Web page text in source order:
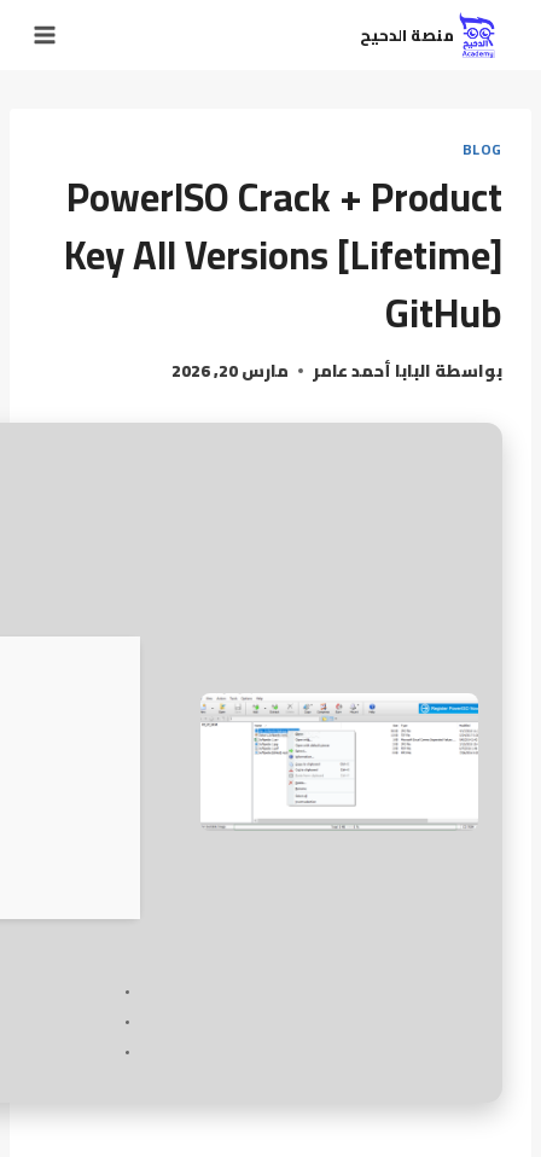
منصة الدحيح
BLOG
PowerISO Crack + Product
Key All Versions [Lifetime]
GitHub
بواسطةالبابا أحمد عامر مارس 20, 2026